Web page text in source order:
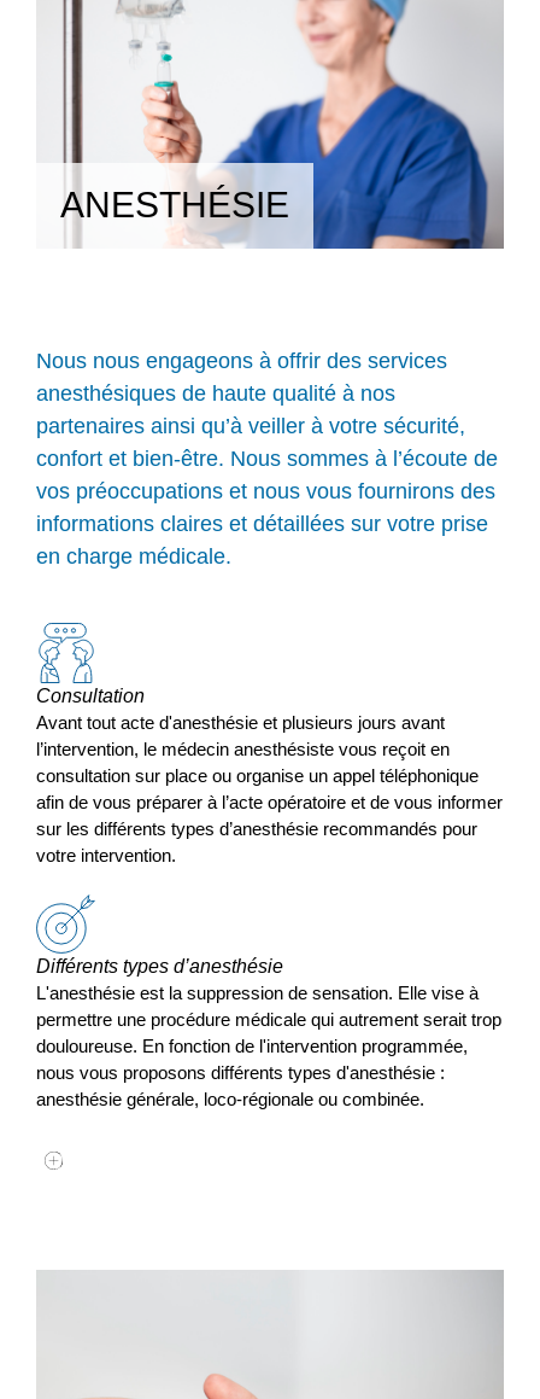
ANESTHÉSIE
Nous nous engageons à offrir des services
anesthésiques de haute qualité à nos
partenaires ainsi qu’à veiller à votre sécurité,
confort et bien-être. Nous sommes à l’écoute de
vos préoccupations et nous vous fournirons des
informations claires et détaillées sur votre prise
en charge médicale.
Consultation
Avant tout acte d'anesthésie et plusieurs jours avant
l’intervention, le médecin anesthésiste vous reçoit en
consultation sur place ou organise un appel téléphonique
afin de vous préparer à l’acte opératoire et de vous informer
sur les différents types d’anesthésie recommandés pour
votre intervention.
Différents types d’anesthésie
L'anesthésie est la suppression de sensation. Elle vise à
permettre une procédure médicale qui autrement serait trop
douloureuse. En fonction de l'intervention programmée,
nous vous proposons différents types d'anesthésie :
anesthésie générale, loco-régionale ou combinée.